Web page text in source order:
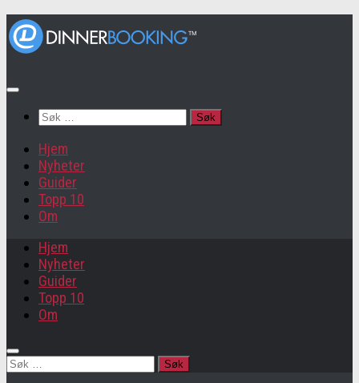
Søk
Hjem
Nyheter
Guider
Topp 10
Om
Hjem
Nyheter
Guider
Topp 10
Om
Søk